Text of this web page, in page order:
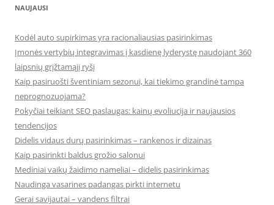
NAUJAUSI
Kodėl auto supirkimas yra racionaliausias pasirinkimas
Įmonės vertybių integravimas į kasdienę lyderystę naudojant 360
laipsnių grįžtamąjį ryšį
Kaip pasiruošti šventiniam sezonui, kai tiekimo grandinė tampa
neprognozuojama?
Pokyčiai teikiant SEO paslaugas: kainų evoliucija ir naujausios
tendencijos
Didelis vidaus durų pasirinkimas – rankenos ir dizainas
Kaip pasirinkti baldus grožio salonui
Mediniai vaikų žaidimo nameliai – didelis pasirinkimas
Naudinga vasarines padangas pirkti internetu
Gerai savijautai – vandens filtrai